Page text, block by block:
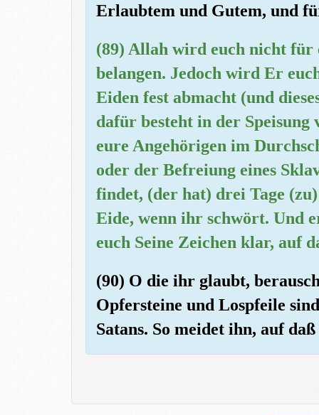
Erlaubtem und Gutem, und
(89) Allah wird euch nicht für
belangen. Jedoch wird Er
Eiden fest abmacht (und
dafür besteht in der
eure Angehörigen im
oder der Befreiung eines
findet, (der hat) drei Tage
Eide, wenn ihr schwört. Und
euch Seine Zeichen klar, auf
(90) O die ihr glaubt,
Opfersteine und Lospfeile
Satans. So meidet ihn, auf